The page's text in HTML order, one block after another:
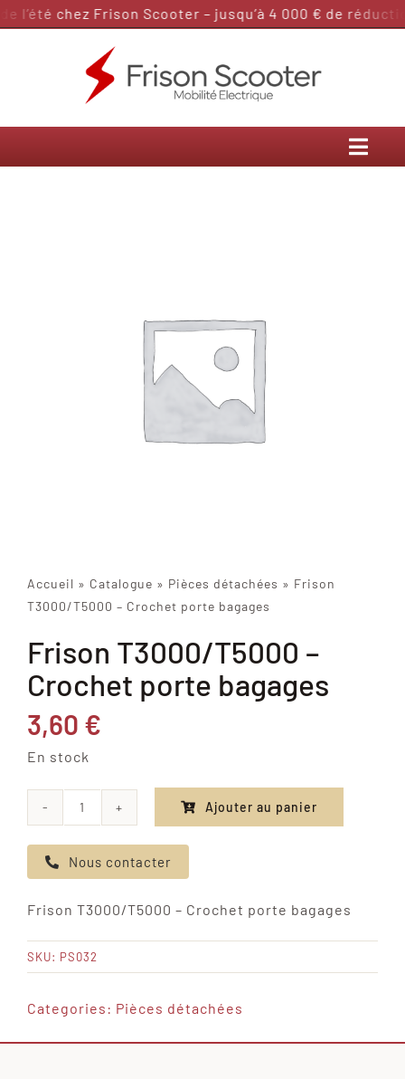
Passer
l’été chez Frison Scooter – jusqu’à 4 000 € de
Accueil » Catalogue » Pièces détachées » Frison
T3000/T5000 – Crochet porte bagages
Frison T3000/T5000 –
Crochet porte bagages
3,60 €
En stock
de
Frison
-
Crochet
porte
Ajouter au panier
Nous contacter
Frison T3000/T5000 – Crochet porte bagages
SKU: PS032
Categories: Pièces détachées